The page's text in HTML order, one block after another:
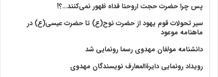
پس چرا حضرت حجت اروحنا فداه ظهور نمی‌کنند…؟!
سیر تحولات قوم یهود از حضرت نوح(ع) تا حضرت عیسی(ع) در
ماهنامه موعود
دانشنامه مولفان مهدوی رسما رونمایی شد
رویداد رونمایی دایرةالمعارف نویسندگان مهدوی